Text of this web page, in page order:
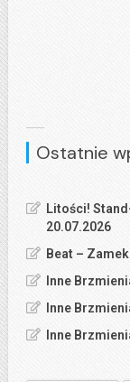
Ostatnie
Litości!
20.07.2026
Beat –
Inne
Inne
Inne